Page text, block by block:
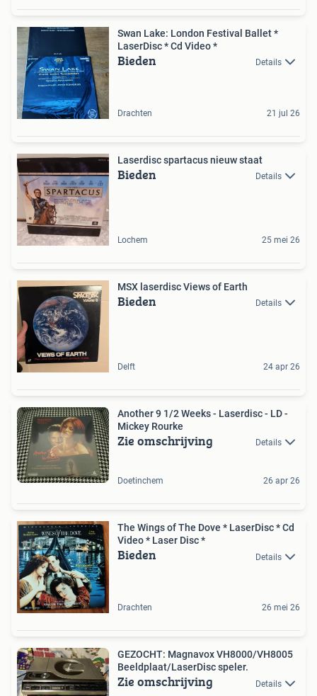
Swan Lake: London Festival Ballet *
LaserDisc * Cd Video *
Bieden Details
Drachten 21 jul 26
Laserdisc spartacus nieuw staat
Bieden Details
Lochem 25 mei 26
MSX laserdisc Views of Earth
Bieden Details
Delft 24 apr 26
Another 9 1/2 Weeks - Laserdisc - LD -
Mickey Rourke
Zie omschrijving Details
Doetinchem 26 apr 26
The Wings of The Dove * LaserDisc * Cd
Video * Laser Disc *
Bieden Details
Drachten 26 mei 26
GEZOCHT: Magnavox VH8000/VH8005
Beeldplaat/LaserDisc speler.
Zie omschrijving Details